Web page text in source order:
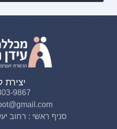
יצירת
9867
סניף ראשי : רחוב יעקב